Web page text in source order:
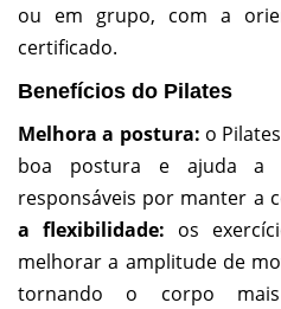
ou em grupo, com a
certificado.
Benefícios do Pilates
Melhora a postura: o
boa postura e ajuda a
responsáveis por manter a
a flexibilidade: os
melhorar a amplitude de
tornando o corpo